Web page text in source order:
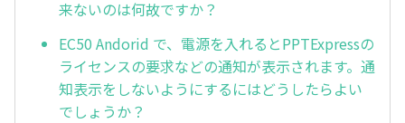
来ないのは何故ですか？
EC50 Andorid で、電源を入れるとPPTExpressの
ライセンスの要求などの通知が表示されます。通
知表示をしないようにするにはどうしたらよい
でしょうか？